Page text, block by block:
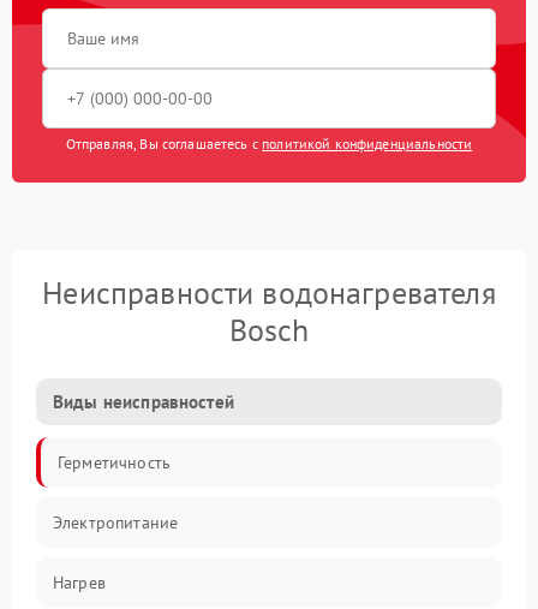
Отправляя, Вы соглашаетесь с политикой конфиденциальности
Неисправности водонагревателя
Bosch
Виды неисправностей
Герметичность
Электропитание
Нагрев